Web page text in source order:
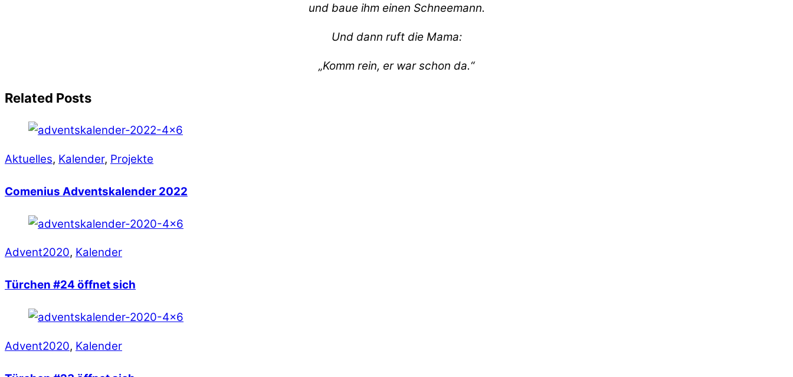
und baue ihm einen Schneemann.
Und dann ruft die Mama:
„Komm rein, er war schon da.“
Related Posts
Aktuelles, Kalender, Projekte
Comenius Adventskalender 2022
Advent2020, Kalender
Türchen #24 öffnet sich
Advent2020, Kalender